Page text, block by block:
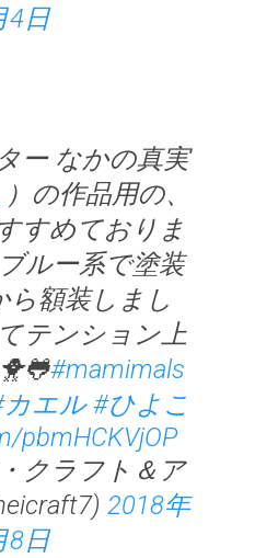
4日
ー なかの真実
）の作品用の、
すめておりま
ルー系で塗装
ら額装しまし
テンション上
#mamimals
エル #ひよこ
pbmHCKVjOP
クラフト＆ア
2018年
8日